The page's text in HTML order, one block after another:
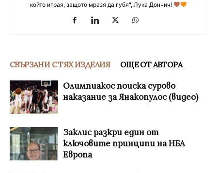
който играя, защото мразя да губя", Лука Дончич!
СВЪРЗАНИ С ТЯХ ИЗДЕЛИЯ ОЩЕ ОТ АВТОРА
Олимпиакос поиска сурово
наказание за Янакопулос (видео)
Заклис разкри един от
ключовите принципи на НБА
Европа